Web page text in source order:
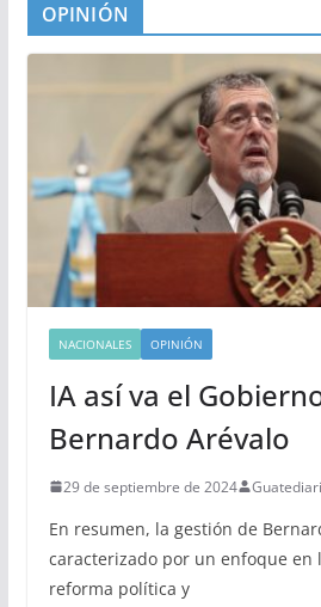
OPINIÓN
NACIONALES OPINIÓN
IA así va el
Bernardo Arévalo
29 de septiembre de 2024
En resumen, la gestión de
caracterizado por un enfoque en
reforma política y